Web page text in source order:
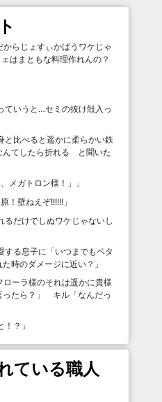
らじょすぃかばうワケじゃ
はまともな料理作れんの？
ていうと…セミの抜け殻入っ
と比べると遥かに柔らかい鉄
んてしたら折れる と聞いた
メガトロン様！」
」
！壁ねえぞ!!!!!! 」
るだけでしぬワケじゃないし
る息子に「いつまでもベタ
時のダメージに近い？ 」
ーラ様のそれは遥かに貴様
ったら？」 キル「なんだっ
！？ 」
ている職人